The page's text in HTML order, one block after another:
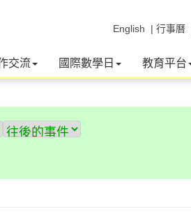
| 行事曆
English
交流 國際數學日 教育平台